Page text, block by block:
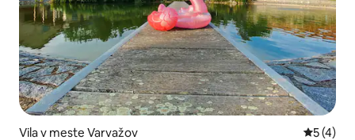
Vila v meste Varvažov
5 (4)